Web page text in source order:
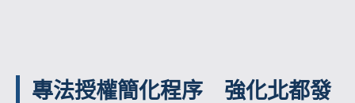
專法授權簡化程序 強化北都發